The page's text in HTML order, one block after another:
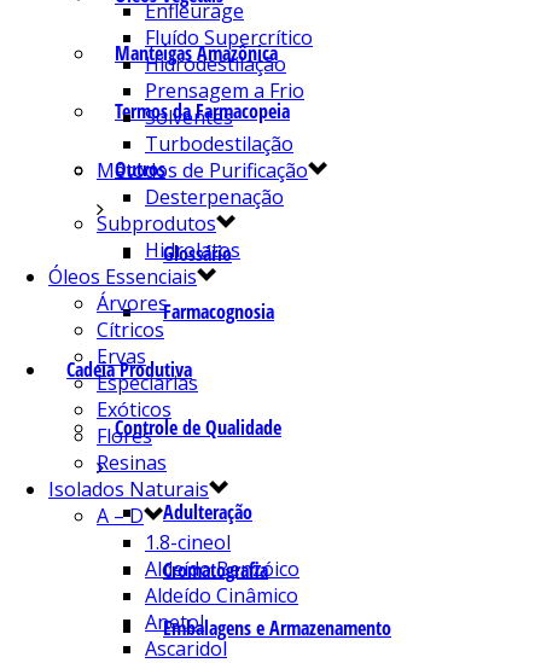
Manteigas Amazônica
Termos da Farmacopeia
Outros
Glossário
Farmacognosia
Cadeia Produtiva
Controle de Qualidade
Adulteração
Cromatografia
Embalagens e Armazenamento
Enfleurage
Fluído Supercrítico
Hidrodestilação
Prensagem a Frio
Solventes
Turbodestilação
Métodos de Purificação
Desterpenação
Subprodutos
Hidrolatos
Óleos Essenciais
Árvores
Cítricos
Ervas
Especiarias
Exóticos
Flores
Resinas
Isolados Naturais
A – D
1.8-cineol
Aldeído Benzóico
Aldeído Cinâmico
Anetol
Ascaridol